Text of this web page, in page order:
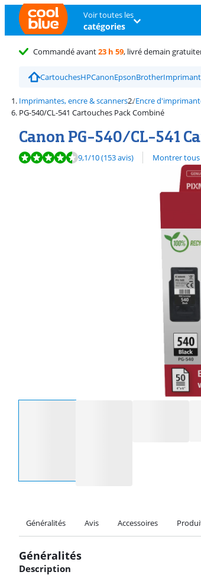
Voir toutes les
catégories
Commandé avant23 h 59, livré demain
CartouchesHPCanonEpsonBrother
Imprimantes, encre & scanners Encre
PG-540/CL-541 Cartouches Pack Combiné
Canon PG-540/CL-541
La note est de 9,1 sur 10, basée sur 153 avis.
9,1/10(153 avis) Montrer tous
Généralités Avis Accessoires
Généralités
Description